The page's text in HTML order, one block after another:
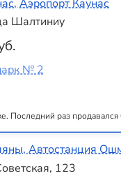
Аэропорт Каунас
Шалтиниу
Последний раз
№ 2
Автостанция
123